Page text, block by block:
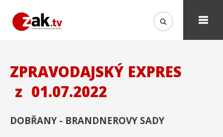
ZPRAVODAJSKÝ EXPRES
z 01.07.2022
DOBŘANY - BRANDNEROVY SADY